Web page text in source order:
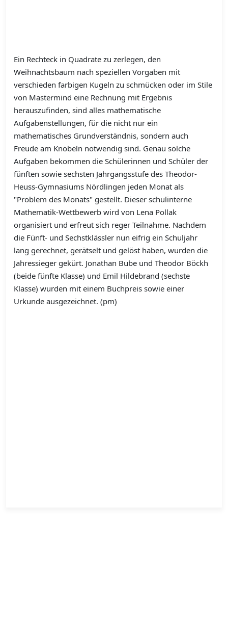
Ein Rechteck in Quadrate zu zerlegen, den
Weihnachtsbaum nach speziellen Vorgaben mit
verschieden farbigen Kugeln zu schmücken oder im Stile
von Mastermind eine Rechnung mit Ergebnis
herauszufinden, sind alles mathematische
Aufgabenstellungen, für die nicht nur ein
mathematisches Grundverständnis, sondern auch
Freude am Knobeln notwendig sind. Genau solche
Aufgaben bekommen die Schülerinnen und Schüler der
fünften sowie sechsten Jahrgangsstufe des Theodor-
Heuss-Gymnasiums Nördlingen jeden Monat als
"Problem des Monats" gestellt. Dieser schulinterne
Mathematik-Wettbewerb wird von Lena Pollak
organisiert und erfreut sich reger Teilnahme. Nachdem
die Fünft- und Sechstklässler nun eifrig ein Schuljahr
lang gerechnet, gerätselt und gelöst haben, wurden die
Jahressieger gekürt. Jonathan Bube und Theodor Böckh
(beide fünfte Klasse) und Emil Hildebrand (sechste
Klasse) wurden mit einem Buchpreis sowie einer
Urkunde ausgezeichnet. (pm)